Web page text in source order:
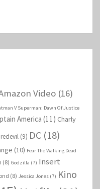
Video (16)
V Superman: Dawn Of Justice
America (11) Charly
(9) DC (18)
(10) Fear The Walking Dead
(8) Godzilla (7) Insert
(8) Jessica Jones (7) Kino